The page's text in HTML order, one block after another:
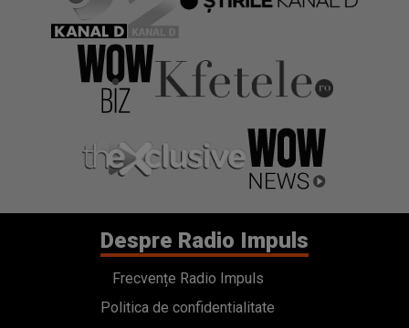
Despre Radio Impuls
Frecvențe Radio Impuls
Politica de confidentialitate